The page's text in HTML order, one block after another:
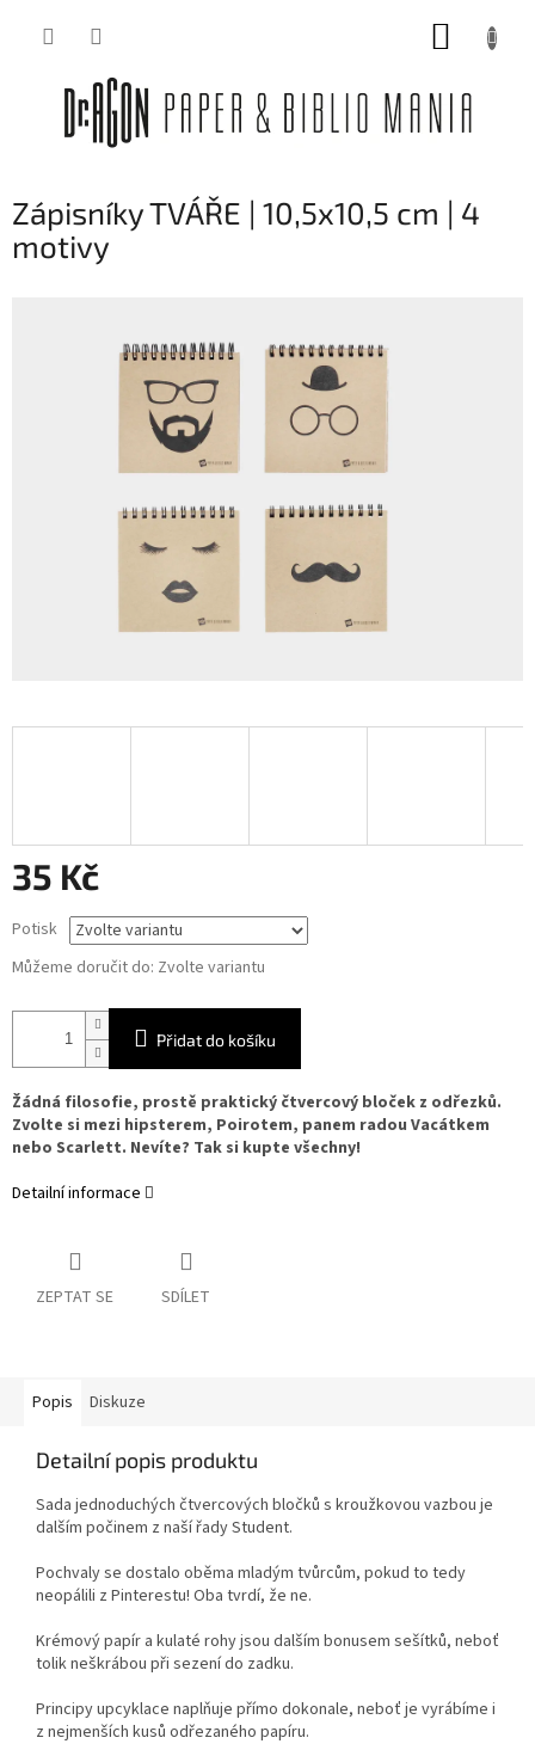
Zápisníky TVÁŘE | 10,5x10,5 cm | 4
motivy
35 Kč
cena:
Potisk
Můžeme doručit do: Zvolte variantu
Přidat do košíku
Žádná filosofie, prostě praktický čtvercový bloček z odřezků.
Zvolte si mezi hipsterem, Poirotem, panem radou Vacátkem
nebo Scarlett. Nevíte? Tak si kupte všechny!
Detailní informace
ZEPTAT SE SDÍLET
Popis Diskuze
Detailní popis produktu
Sada jednoduchých čtvercových bločků s kroužkovou vazbou je
dalším počinem z naší řady Student.
Pochvaly se dostalo oběma mladým tvůrcům, pokud to tedy
neopálili z Pinterestu! Oba tvrdí, že ne.
Krémový papír a kulaté rohy jsou dalším bonusem sešítků, neboť
tolik neškrábou při sezení do zadku.
Principy upcyklace naplňuje přímo dokonale, neboť je vyrábíme i
z nejmenších kusů odřezaného papíru.